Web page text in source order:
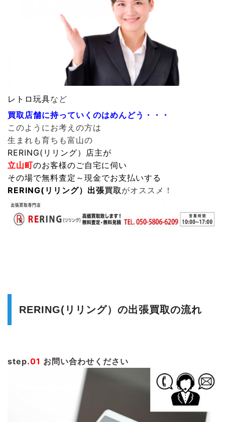
レトロ玩具など
買取店舗に持っていくのはめんどう・・・
このようにお考えの方は
生まれも育ちも富山の
RERING(リリング） 店主が
立山町のお客様のご自宅に伺い
その場で無料査定～現金でお支払いする
RERING(リリング） 出張買取がオススメ！
RERING(リリング）の出張買取の流れ
step.01 お問い合わせください